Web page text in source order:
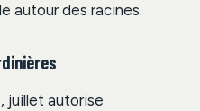
autour des racines.
juillet autorise